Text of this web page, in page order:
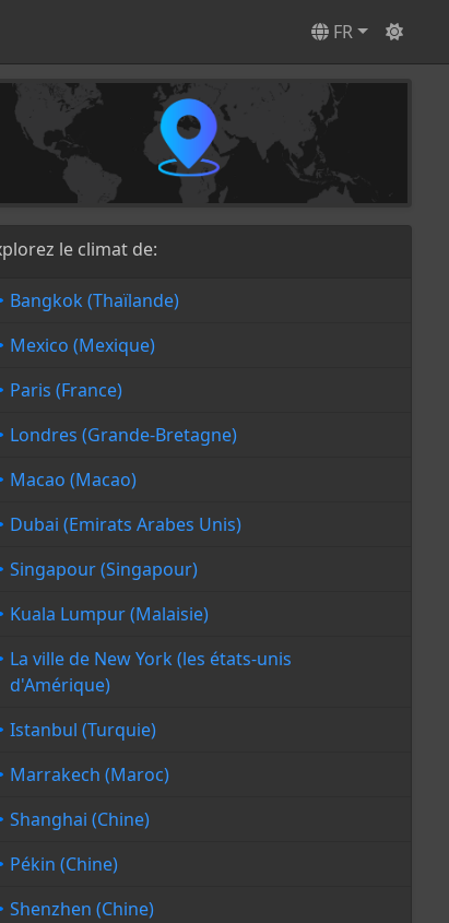
FR
le climat de:
Bangkok (Thaïlande)
Mexico (Mexique)
Paris (France)
Londres (Grande-Bretagne)
Macao (Macao)
Dubai (Emirats Arabes Unis)
Singapour (Singapour)
Kuala Lumpur (Malaisie)
La ville de New York (les états-unis
d'Amérique)
Istanbul (Turquie)
Marrakech (Maroc)
Shanghai (Chine)
Pékin (Chine)
Shenzhen (Chine)